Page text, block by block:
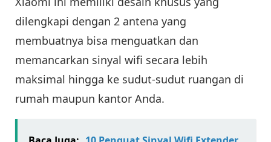
dilengkapi dengan 2 antena yang
membuatnya bisa menguatkan dan
memancarkan sinyal wifi secara lebih
maksimal hingga ke sudut-sudut ruangan di
rumah maupun kantor Anda.